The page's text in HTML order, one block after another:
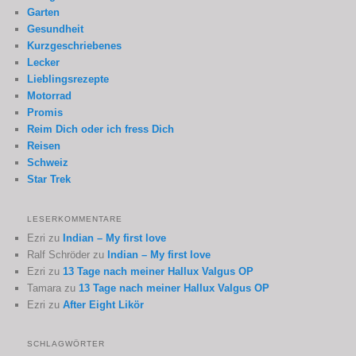
Garten
Gesundheit
Kurzgeschriebenes
Lecker
Lieblingsrezepte
Motorrad
Promis
Reim Dich oder ich fress Dich
Reisen
Schweiz
Star Trek
LESERKOMMENTARE
Ezri zuIndian – My first love
Ralf Schröder zuIndian – My first love
Ezri zu 13 Tage nach meiner Hallux Valgus OP
Tamara zu 13 Tage nach meiner Hallux Valgus OP
Ezri zuAfter Eight Likör
SCHLAGWÖRTER